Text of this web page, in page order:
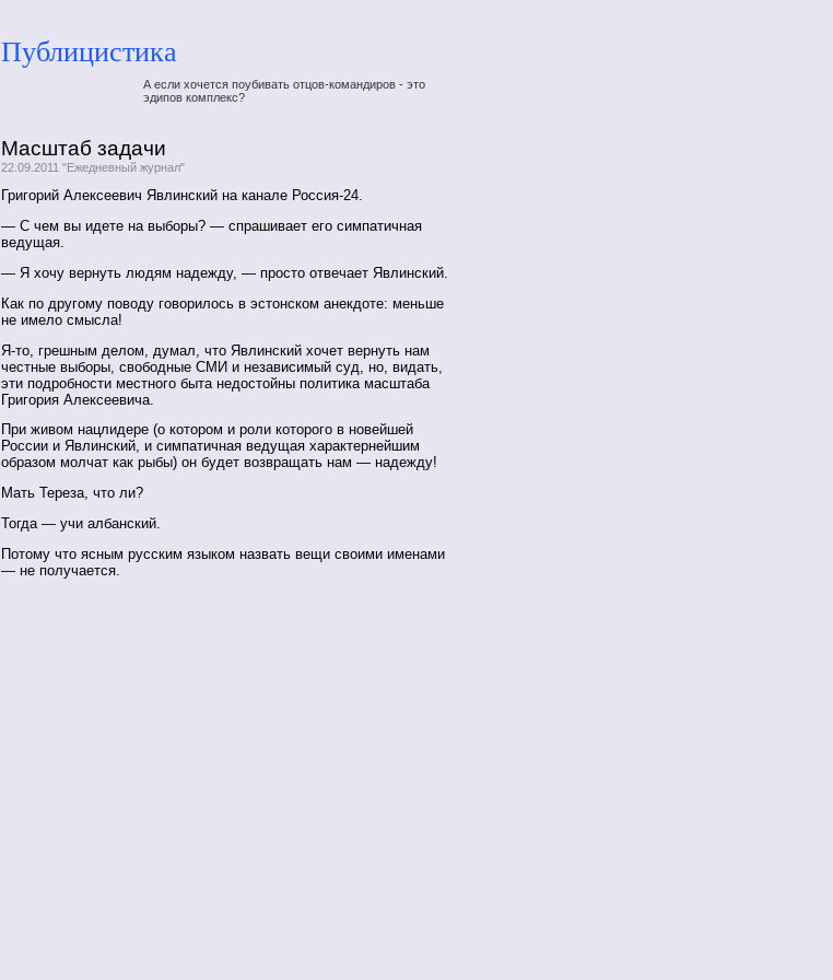
Публицистика
А если хочется поубивать отцов-командиров - это
эдипов комплекс?
Масштаб задачи
22.09.2011 "Ежедневный журнал"
Григорий Алексеевич Явлинский на канале Россия-24.
— С чем вы идете на выборы? — спрашивает его симпатичная
ведущая.
— Я хочу вернуть людям надежду, — просто отвечает Явлинский.
Как по другому поводу говорилось в эстонском анекдоте: меньше
не имело смысла!
Я-то, грешным делом, думал, что Явлинский хочет вернуть нам
честные выборы, свободные СМИ и независимый суд, но, видать,
эти подробности местного быта недостойны политика масштаба
Григория Алексеевича.
При живом нацлидере (о котором и роли которого в новейшей
России и Явлинский, и симпатичная ведущая характернейшим
образом молчат как рыбы) он будет возвращать нам — надежду!
Мать Тереза, что ли?
Тогда — учи албанский.
Потому что ясным русским языком назвать вещи своими именами
— не получается.